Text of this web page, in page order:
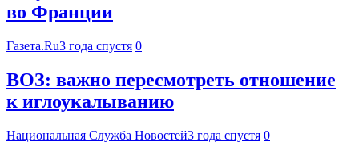
во Франции
Газета.Ru3 года спустя 0
ВОЗ: важно пересмотреть отношение
к иглоукалыванию
Национальная Служба Новостей3 года спустя 0